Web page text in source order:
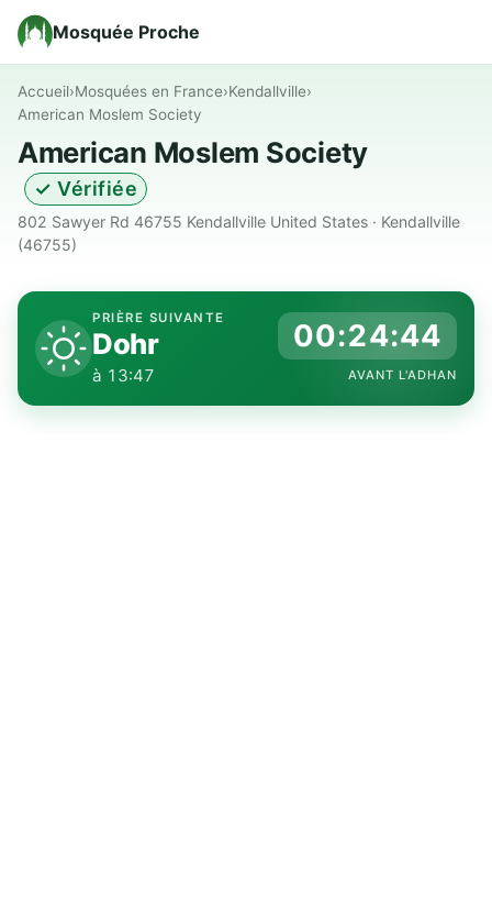
Mosquée Proche
Accueil›Mosquées en France›Kendallville›
American Moslem Society
American Moslem Society
✓ Vérifiée
802 Sawyer Rd 46755 Kendallville United States · Kendallville
(46755)
PRIÈRE SUIVANTE
Dohr
à 13:47
00:24:43
AVANT L'ADHAN